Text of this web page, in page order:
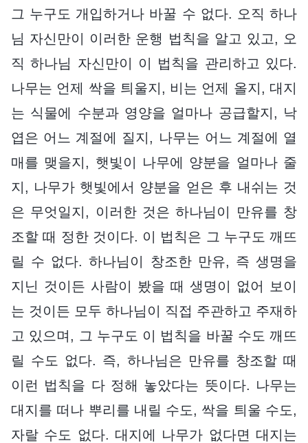
그 누구도 개입하거나 바꿀 수 없다. 오직 하나
님 자신만이 이러한 운행 법칙을 알고 있고, 오
직 하나님 자신만이 이 법칙을 관리하고 있다.
나무는 언제 싹을 틔울지, 비는 언제 올지, 대지
는 식물에 수분과 영양을 얼마나 공급할지, 낙
엽은 어느 계절에 질지, 나무는 어느 계절에 열
매를 맺을지, 햇빛이 나무에 양분을 얼마나 줄
지, 나무가 햇빛에서 양분을 얻은 후 내쉬는 것
은 무엇일지, 이러한 것은 하나님이 만유를 창
조할 때 정한 것이다. 이 법칙은 그 누구도 깨뜨
릴 수 없다. 하나님이 창조한 만유, 즉 생명을
지닌 것이든 사람이 봤을 때 생명이 없어 보이
는 것이든 모두 하나님이 직접 주관하고 주재하
고 있으며, 그 누구도 이 법칙을 바꿀 수도 깨뜨
릴 수도 없다. 즉, 하나님은 만유를 창조할 때
이런 법칙을 다 정해 놓았다는 뜻이다. 나무는
대지를 떠나 뿌리를 내릴 수도, 싹을 틔울 수도,
자랄 수도 없다. 대지에 나무가 없다면 대지는